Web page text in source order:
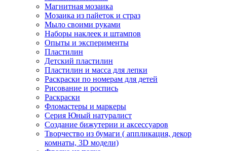
Магнитная мозаика
Мозаика из пайеток и страз
Мыло своими руками
Наборы наклеек и штампов
Опыты и эксперименты
Пластилин
Детский пластилин
Пластилин и масса для лепки
Раскраски по номерам для детей
Рисование и роспись
Раскраски
Фломастеры и маркеры
Серия Юный натуралист
Создание бижутерии и аксессуаров
Творчество из бумаги ( аппликация, декор
комнаты, 3D модели)